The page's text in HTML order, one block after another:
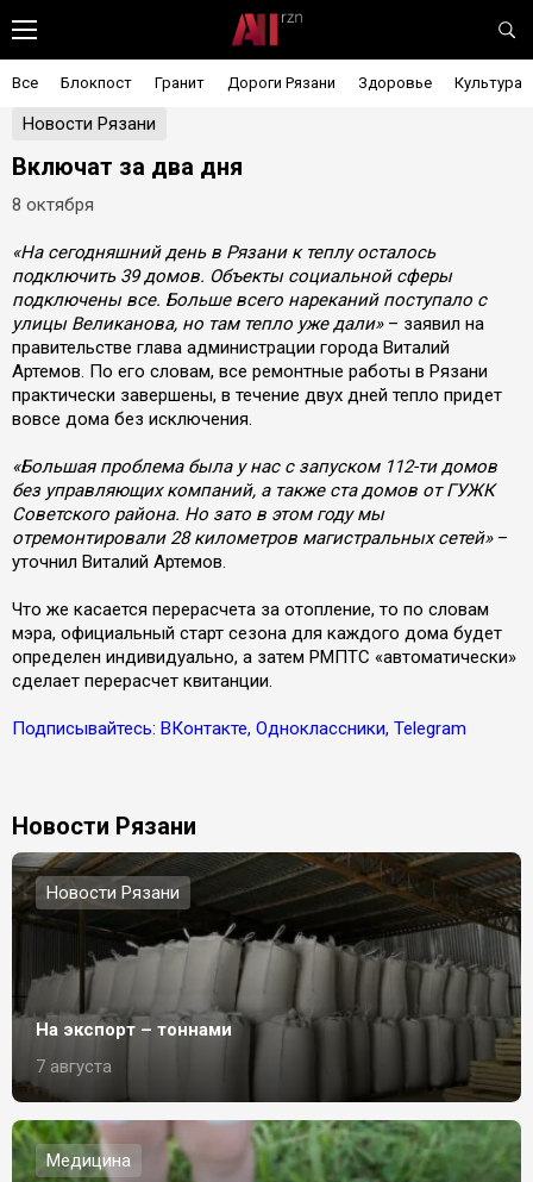
Все Блокпост Гранит Дороги Рязани Здоровье Культура
Новости Рязани
Включат за два дня
8 октября
«На сегодняшний день в Рязани к теплу осталось
подключить 39 домов. Объекты социальной сферы
подключены все. Больше всего нареканий поступало с
улицы Великанова, но там тепло уже дали» – заявил на
правительстве глава администрации города Виталий
Артемов. По его словам, все ремонтные работы в Рязани
практически завершены, в течение двух дней тепло придет
вовсе дома без исключения.
«Большая проблема была у нас с запуском 112-ти домов
без управляющих компаний, а также ста домов от ГУЖК
Советского района. Но зато в этом году мы
отремонтировали 28 километров магистральных сетей» –
уточнил Виталий Артемов.
Что же касается перерасчета за отопление, то по словам
мэра, официальный старт сезона для каждого дома будет
определен индивидуально, а затем РМПТС «автоматически»
сделает перерасчет квитанции.
Подписывайтесь: ВКонтакте, Одноклассники, Telegram
Новости Рязани
Новости Рязани
На экспорт – тоннами
7 августа
Медицина